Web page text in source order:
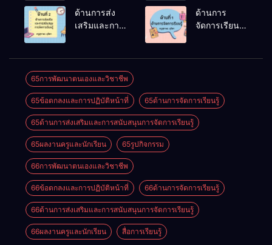
2566
ด้านการส่ง
เสริมและการ
2566
ด้านการ
จัดการเรียนรู้
65การพัฒนาตนเองและวิชาชีพ
65ข้อตกลงและการปฏิบัติหน้าที่ 65ด้านการจัดการเรียนรู้
65ด้านการส่งเสริมและการสนับสนุนการจัดการเรียนรู้
65ผลงานครูและนักเรียน 65รูปกิจกรรม
66การพัฒนาตนเองและวิชาชีพ
66ข้อตกลงและการปฏิบัติหน้าที่ 66ด้านการจัดการเรียนรู้
66ด้านการส่งเสริมและการสนับสนุนการจัดการเรียนรู้
66ผลงานครูและนักเรียน สื่อการเรียนรู้